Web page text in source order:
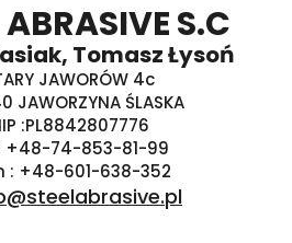
ABRASIVE S.C
Tomasz Łysoń
JAWORÓW 4c
JAWORZYNA ŚLASKA
:PL8842807776
+48-74-853-81-99
: +48-601-638-352